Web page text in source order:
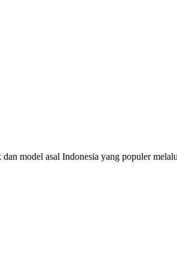
model asal Indonesia yang populer